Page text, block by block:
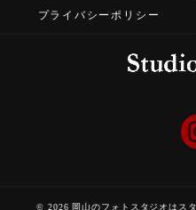
プライバシーポリシー
© 2026 岡山のフォトスタジオはス